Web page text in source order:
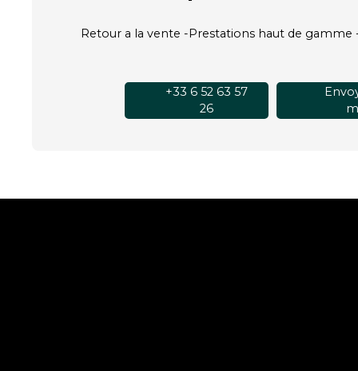
Retour a la vente -Prestations haut de gamme
+33 6 52 63 57
26